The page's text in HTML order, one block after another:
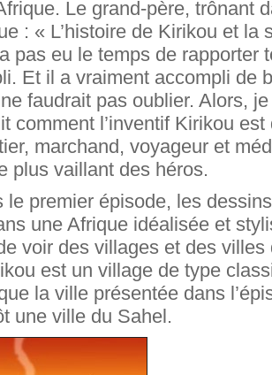
Le grand-père, trônant
: « L’histoire de Kirikou et la
pas eu le temps de rapporter
Et il a vraiment accompli de
faudrait pas oublier. Alors,
comment l’inventif Kirikou
marchand, voyageur et
plus vaillant des héros.
le premier épisode, les
une Afrique idéalisée et
voir des villages et des villes
est un village de type
la ville présentée dans
une ville du Sahel.